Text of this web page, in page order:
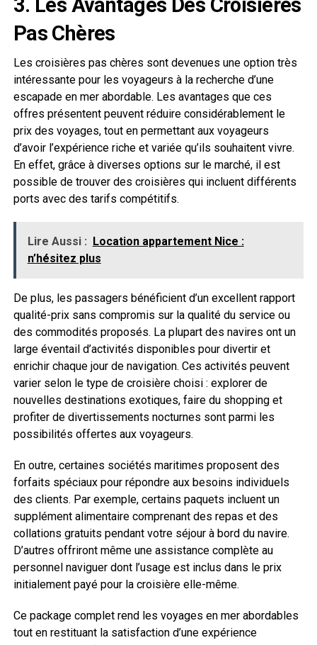
3. Les Avantages Des Croisières
Pas Chères
Les croisières pas chères sont devenues une option très
intéressante pour les voyageurs à la recherche d’une
escapade en mer abordable. Les avantages que ces
offres présentent peuvent réduire considérablement le
prix des voyages, tout en permettant aux voyageurs
d’avoir l’expérience riche et variée qu’ils souhaitent vivre.
En effet, grâce à diverses options sur le marché, il est
possible de trouver des croisières qui incluent différents
ports avec des tarifs compétitifs.
Lire Aussi : Location appartement Nice :
n’hésitez plus
De plus, les passagers bénéficient d’un excellent rapport
qualité-prix sans compromis sur la qualité du service ou
des commodités proposés. La plupart des navires ont un
large éventail d’activités disponibles pour divertir et
enrichir chaque jour de navigation. Ces activités peuvent
varier selon le type de croisière choisi : explorer de
nouvelles destinations exotiques, faire du shopping et
profiter de divertissements nocturnes sont parmi les
possibilités offertes aux voyageurs.
En outre, certaines sociétés maritimes proposent des
forfaits spéciaux pour répondre aux besoins individuels
des clients. Par exemple, certains paquets incluent un
supplément alimentaire comprenant des repas et des
collations gratuits pendant votre séjour à bord du navire.
D’autres offriront même une assistance complète au
personnel naviguer dont l’usage est inclus dans le prix
initialement payé pour la croisière elle-même.
Ce package complet rend les voyages en mer abordables
tout en restituant la satisfaction d’une expérience